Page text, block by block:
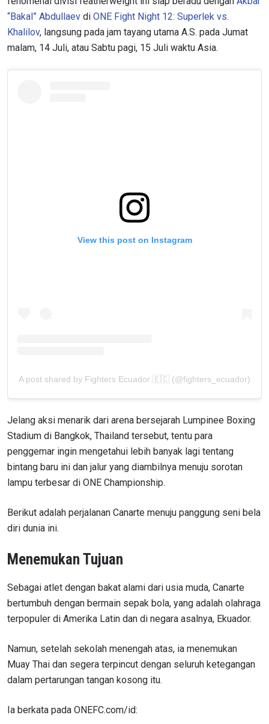
“Bakal” Abdullaev di ONE Fight Night 12: Superlek vs.
Khalilov, langsung pada jam tayang utama A.S. pada Jumat
malam, 14 Juli, atau Sabtu pagi, 15 Juli waktu Asia.
View this post on Instagram
A post shared by Fighters Ecuador 🇪🇨 (@fighters_ecuador)
Jelang aksi menarik dari arena bersejarah Lumpinee Boxing
Stadium di Bangkok, Thailand tersebut, tentu para
penggemar ingin mengetahui lebih banyak lagi tentang
bintang baru ini dan jalur yang diambilnya menuju sorotan
lampu terbesar di ONE Championship.
Berikut adalah perjalanan Canarte menuju panggung seni bela
diri dunia ini.
Menemukan Tujuan
Sebagai atlet dengan bakat alami dari usia muda, Canarte
bertumbuh dengan bermain sepak bola, yang adalah olahraga
terpopuler di Amerika Latin dan di negara asalnya, Ekuador.
Namun, setelah sekolah menengah atas, ia menemukan
Muay Thai dan segera terpincut dengan seluruh ketegangan
dalam pertarungan tangan kosong itu.
Ia berkata pada ONEFC.com/id: